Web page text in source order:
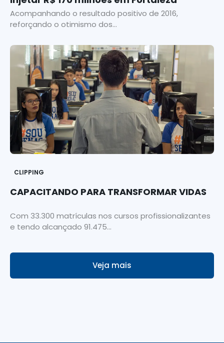
Acompanhando o resultado positivo de 2016,
reforçando o otimismo dos...
CLIPPING
CAPACITANDO PARA TRANSFORMAR VIDAS
Com 33.300 matrículas nos cursos profissionalizantes
e tendo alcançado 91.475...
Veja mais